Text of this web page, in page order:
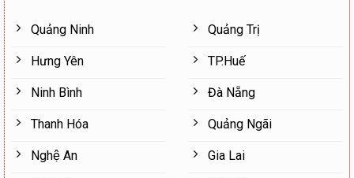
Quảng Ninh
Hưng Yên
Ninh Bình
Thanh Hóa
Nghệ An
Quảng Trị
TP.Huế
Đà Nẵng
Quảng Ngãi
Gia Lai